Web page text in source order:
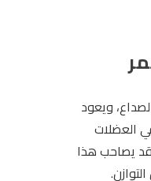
ويعود
العضلات
يصاحب هذا